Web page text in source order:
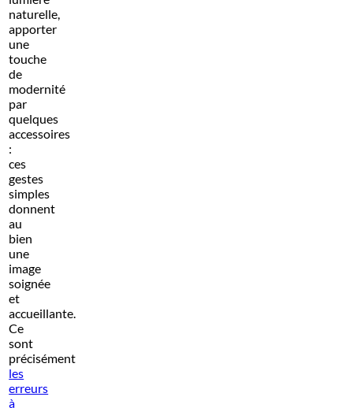
naturelle,
apporter
une
touche
de
modernité
par
quelques
accessoires
:
ces
gestes
simples
donnent
au
bien
une
image
soignée
et
accueillante.
Ce
sont
précisément
les
erreurs
à